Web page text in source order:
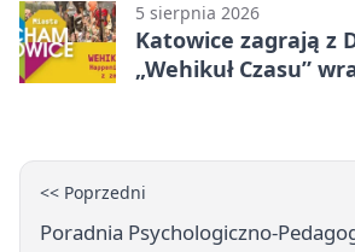
5 sierpnia 2026
Katowice zagrają z
„Wehikuł Czasu”
<< Poprzedni
Poradnia Psychologiczno-